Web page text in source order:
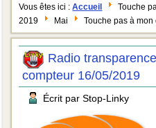
Vous êtes ici :Accueil Touche
2019
Mai Touche pas à
Radio
compteur 16/05/2019
Écrit par Stop-Linky